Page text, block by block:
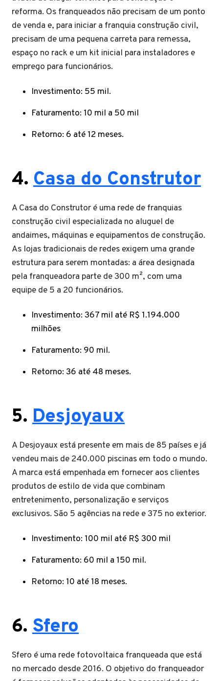
reforma. Os franqueados não precisam de um ponto
de venda e, para iniciar a franquia construção civil,
precisam de uma pequena carreta para remessa,
espaço no rack e um kit inicial para instaladores e
emprego para funcionários.
Investimento: 55 mil.
Faturamento: 10 mil a 50 mil
Retorno: 6 até 12 meses.
4. Casa do Construtor
A Casa do Construtor é uma rede de franquias
construção civil especializada no aluguel de
andaimes, máquinas e equipamentos de construção.
As lojas tradicionais de redes exigem uma grande
estrutura para serem montadas: a área designada
pela franqueadora parte de 300 m², com uma
equipe de 5 a 20 funcionários.
Investimento: 367 mil até R$ 1.194.000
milhões
Faturamento: 90 mil.
Retorno: 36 até 48 meses.
5. Desjoyaux
A Desjoyaux está presente em mais de 85 países e já
vendeu mais de 240.000 piscinas em todo o mundo.
A marca está empenhada em fornecer aos clientes
produtos de estilo de vida que combinam
entretenimento, personalização e serviços
exclusivos. São 5 agências na rede e 375 no exterior.
Investimento: 100 mil até R$ 300 mil
Faturamento: 60 mil a 150 mil.
Retorno: 10 até 18 meses.
6. Sfero
Sfero é uma rede fotovoltaica franqueada que está
no mercado desde 2016. O objetivo do franqueador